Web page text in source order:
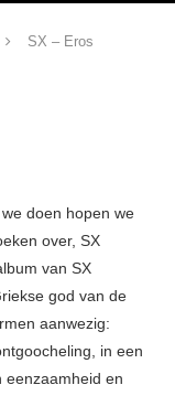
SX – Eros
doen hopen we
over, SX
van SX
god van de
aanwezig:
in een
en